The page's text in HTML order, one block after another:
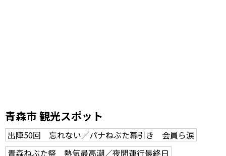
青森市 観光スポット
出陣50回 忘れない／パナねぶた幕引き 会員ら涙
青森ねぶた祭 熱気最高潮／夜間運行最終日